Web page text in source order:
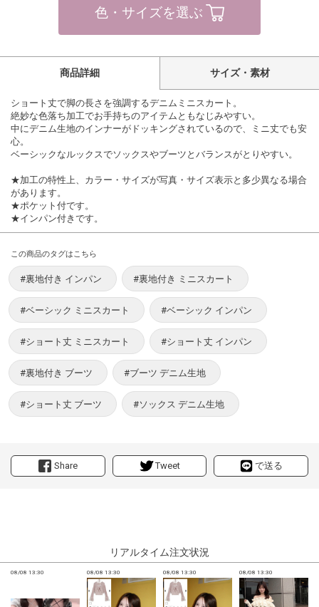
色・サイズを選ぶ
Share Tweet で送る
商品詳細 サイズ・素材
ショート丈で脚の長さを強調するデニムミニスカート。
絶妙な色落ち加工でお手持ちのアイテムともなじみやすい。
中にデニム生地のインナーがドッキングされているので、ミニ丈でも安
心。
ベーシックなルックスでソックスやブーツとバランスがとりやすい。
★加工の特性上、カラー・サイズが写真・サイズ表示と多少異なる場合
があります。
★ポケット付です。
★インパン付きです。
この商品のタグはこちら
#裏地付き インパン #裏地付き ミニスカート
#ベーシック ミニスカート #ベーシック インパン
#ショート丈 ミニスカート #ショート丈 インパン
#裏地付き ブーツ #ブーツ デニム生地
#ショート丈 ブーツ #ソックス デニム生地
リアルタイム注文状況
08/08 13:30 08/08 13:30 08/08 13:30 08/08 13:30